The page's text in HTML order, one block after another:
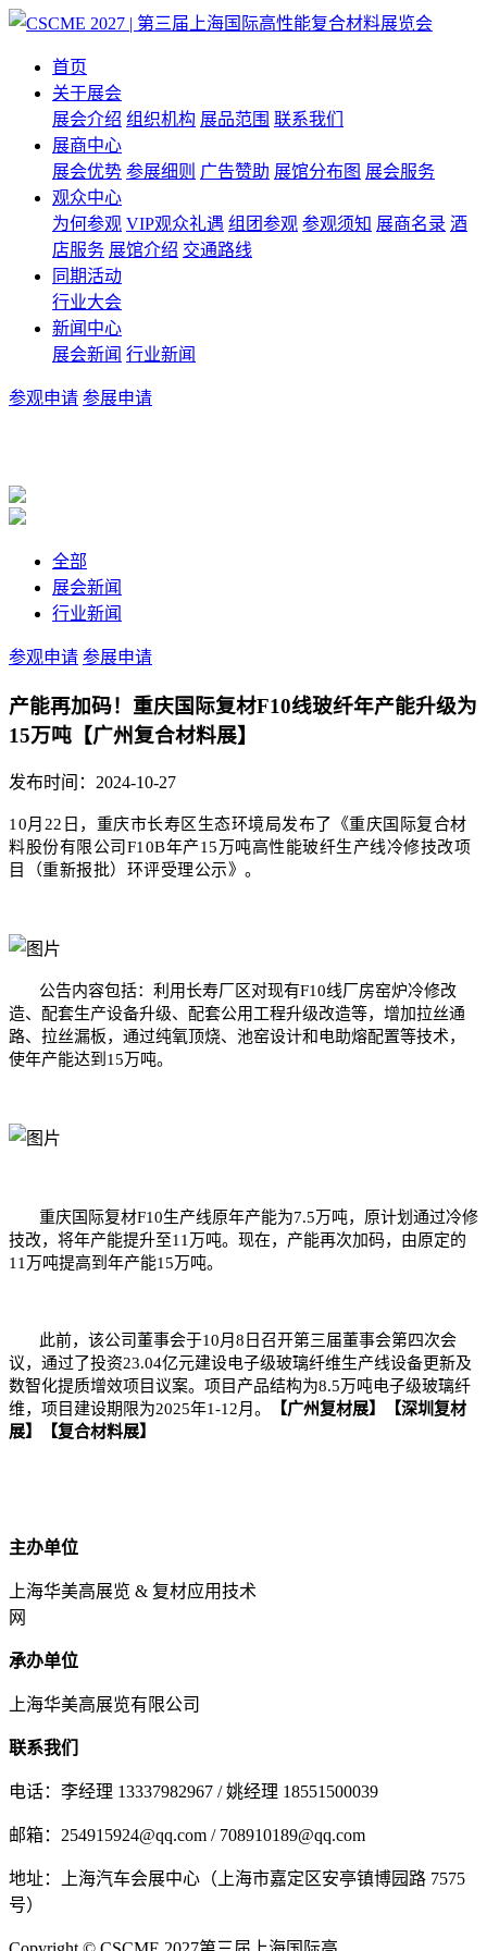
首页
关于展会
展会介绍 组织机构 展品范围 联系我们
展商中心
展会优势 参展细则 广告赞助 展馆分布图 展会服务
观众中心
为何参观 VIP观众礼遇 组团参观 参观须知 展商名录 酒
店服务 展馆介绍 交通路线
同期活动
行业大会
新闻中心
展会新闻 行业新闻
参观申请 参展申请
全部
展会新闻
行业新闻
参观申请 参展申请
产能再加码！重庆国际复材F10线玻纤年产能升级为
15万吨【广州复合材料展】
发布时间：2024-10-27
10月22日，重庆市长寿区生态环境局发布了《重庆国际复合材
料股份有限公司F10B年产15万吨高性能玻纤生产线冷修技改项
目（重新报批）环评受理公示》。
公告内容包括：利用长寿厂区对现有F10线厂房窑炉冷修改
造、配套生产设备升级、配套公用工程升级改造等，增加拉丝通
路、拉丝漏板，通过纯氧顶烧、池窑设计和电助熔配置等技术，
使年产能达到15万吨。
重庆国际复材F10生产线原年产能为7.5万吨，原计划通过冷修
技改，将年产能提升至11万吨。现在，产能再次加码，由原定的
11万吨提高到年产能15万吨。
此前，该公司董事会于10月8日召开第三届董事会第四次会
议，通过了投资23.04亿元建设电子级玻璃纤维生产线设备更新及
数智化提质增效项目议案。项目产品结构为8.5万吨电子级玻璃纤
维，项目建设期限为2025年1-12月。
【广州复材展】【深圳复材
展】【复合材料展】
主办单位
上海华美高展览 & 复材应用技术
网
承办单位
上海华美高展览有限公司
联系我们
电话：李经理 13337982967 / 姚经理 18551500039
邮箱：254915924@qq.com / 708910189@qq.com
地址：上海汽车会展中心（上海市嘉定区安亭镇博园路 7575
号）